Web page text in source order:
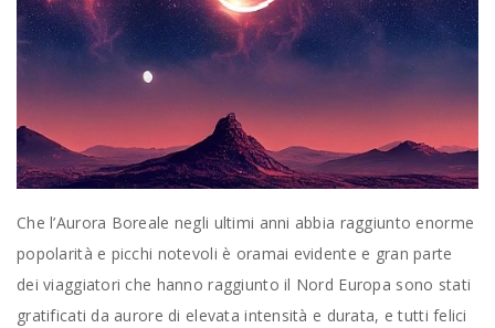
Che l’Aurora Boreale negli ultimi anni abbia raggiunto enorme
popolarità e picchi notevoli è oramai evidente e gran parte
dei viaggiatori che hanno raggiunto il Nord Europa sono stati
gratificati da aurore di elevata intensità e durata, e tutti felici